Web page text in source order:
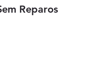
Reparos